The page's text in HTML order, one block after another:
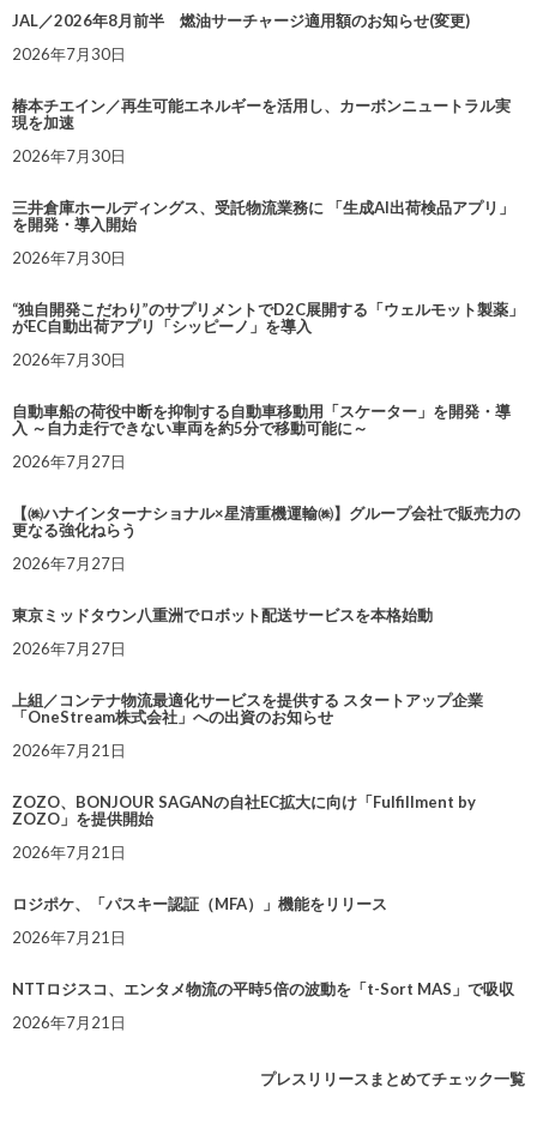
JAL／2026年8月前半 燃油サーチャージ適用額のお知らせ(変更)
2026年7月30日
椿本チエイン／再生可能エネルギーを活用し、カーボンニュートラル実
現を加速
2026年7月30日
三井倉庫ホールディングス、受託物流業務に 「生成AI出荷検品アプリ」
を開発・導入開始
2026年7月30日
“独自開発こだわり”のサプリメントでD2C展開する「ウェルモット製薬」
がEC自動出荷アプリ「シッピーノ」を導入
2026年7月30日
自動車船の荷役中断を抑制する自動車移動用「スケーター」を開発・導
入 ～自力走行できない車両を約5分で移動可能に～
2026年7月27日
【㈱ハナインターナショナル×星清重機運輸㈱】グループ会社で販売力の
更なる強化ねらう
2026年7月27日
東京ミッドタウン八重洲でロボット配送サービスを本格始動
2026年7月27日
上組／コンテナ物流最適化サービスを提供する スタートアップ企業
「OneStream株式会社」への出資のお知らせ
2026年7月21日
ZOZO、BONJOUR SAGANの自社EC拡大に向け「Fulfillment by
ZOZO」を提供開始
2026年7月21日
ロジポケ、「パスキー認証（MFA）」機能をリリース
2026年7月21日
NTTロジスコ、エンタメ物流の平時5倍の波動を「t-Sort MAS」で吸収
2026年7月21日
プレスリリースまとめてチェック一覧